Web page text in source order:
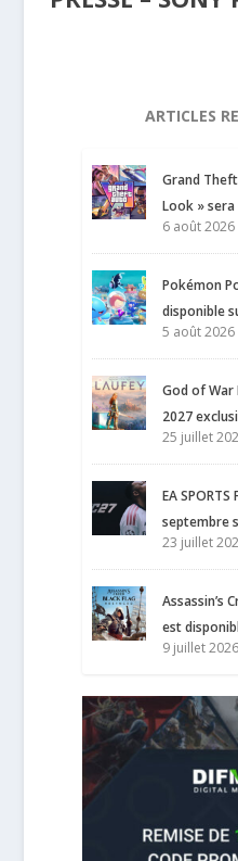
ARTICLES
Grand
Look »
6 août 2026
Pokémon
disponible
5 août 2026
God of
2027
25 juillet
EA
septembre
23 juillet
Assassin’s
est
9 juillet 2026